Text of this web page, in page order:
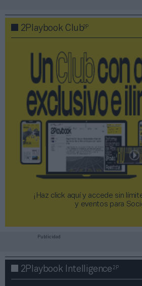
2Playbook Club2P
¡Haz click aquí y accede sin
y eventos para
Publicidad
2Playbook Intelligence2P